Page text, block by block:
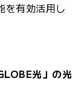
を有効活用し
光」の光